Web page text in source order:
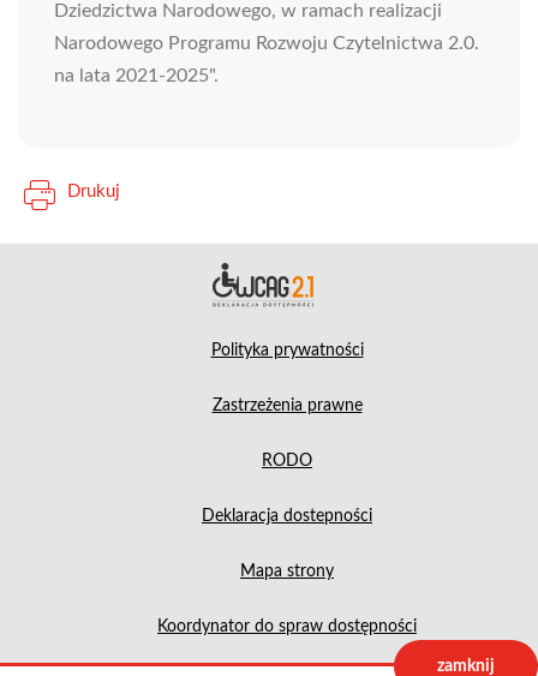
zamknij
Dziedzictwa Narodowego, w ramach realizacji
Narodowego Programu Rozwoju Czytelnictwa 2.0.
na lata 2021-2025".
Drukuj
Polityka prywatności
Zastrzeżenia prawne
RODO
Deklaracja dostepności
Mapa strony
Koordynator do spraw dostępności